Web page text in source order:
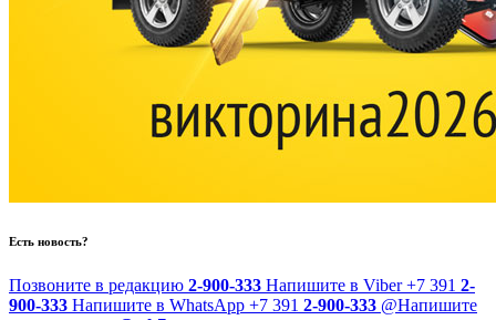
Есть новость?
Позвоните в редакцию 2-900-333 Напишите в Viber +7 391 2-
900-333 Напишите в WhatsApp +7 391 2-900-333 @Напишите